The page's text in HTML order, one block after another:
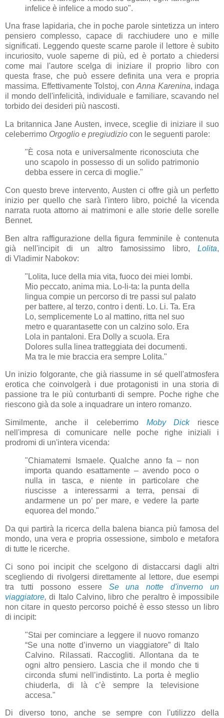
infelice è infelice a modo suo".
Una frase lapidaria, che in poche parole sintetizza un intero
pensiero complesso, capace di racchiudere uno e mille
significati. Leggendo queste scarne parole il lettore è subito
incuriosito, vuole saperne di più, ed è portato a chiedersi
come mai l'autore scelga di iniziare il proprio libro con
questa frase, che può essere definita una vera e propria
massima. Effettivamente Tolstoj, con Anna Karenina, indaga
il mondo dell'infelicità, individuale e familiare, scavando nel
torbido dei desideri più nascosti.
La britannica Jane Austen, invece, sceglie di iniziare il suo
celeberrimo Orgoglio e pregiudizio con le seguenti parole:
"È cosa nota e universalmente riconosciuta che
uno scapolo in possesso di un solido patrimonio
debba essere in cerca di moglie."
Con questo breve intervento, Austen ci offre già un perfetto
inizio per quello che sarà l'intero libro, poiché la vicenda
narrata ruota attorno ai matrimoni e alle storie delle sorelle
Bennet.
Ben altra raffigurazione della figura femminile è contenuta
già nell'incipit di un altro famosissimo libro, Lolita,
di Vladimir Nabokov:
"Lolita, luce della mia vita, fuoco dei miei lombi.
Mio peccato, anima mia. Lo-li-ta: la punta della
lingua compie un percorso di tre passi sul palato
per battere, al terzo, contro i denti. Lo. Li. Ta. Era
Lo, semplicemente Lo al mattino, ritta nel suo
metro e quarantasette con un calzino solo. Era
Lola in pantaloni. Era Dolly a scuola. Era
Dolores sulla linea tratteggiata dei documenti.
Ma tra le mie braccia era sempre Lolita."
Un inizio folgorante, che già riassume in sé quell'atmosfera
erotica che coinvolgerà i due protagonisti in una storia di
passione tra le più conturbanti di sempre. Poche righe che
riescono già da sole a inquadrare un intero romanzo.
Similmente, anche il celeberrimo Moby Dickriesce
nell'impresa di comunicare nelle poche righe iniziali i
prodromi di un'intera vicenda:
"Chiamatemi Ismaele. Qualche anno fa – non
importa quando esattamente – avendo poco o
nulla in tasca, e niente in particolare che
riuscisse a interessarmi a terra, pensai di
andarmene un po’ per mare, e vedere la parte
equorea del mondo."
Da qui partirà la ricerca della balena bianca più famosa del
mondo, una vera e propria ossessione, simbolo e metafora
di tutte le ricerche.
Ci sono poi incipit che scelgono di distaccarsi dagli altri
scegliendo di rivolgersi direttamente al lettore, due esempi
tra tutti possono essere Se una notte d'inverno un
viaggiatore, di Italo Calvino, libro che peraltro è impossibile
non citare in questo percorso poiché è esso stesso un libro
di incipit:
"Stai per cominciare a leggere il nuovo romanzo
“Se una notte d’inverno un viaggiatore” di Italo
Calvino. Rilassati. Raccogliti. Allontana da te
ogni altro pensiero. Lascia che il mondo che ti
circonda sfumi nell’indistinto. La porta è meglio
chiuderla, di là c’è sempre la televisione
accesa."
Di diverso tono, anche se sempre con l'utilizzo della